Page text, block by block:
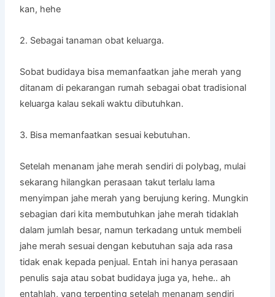
kan, hehe
2. Sebagai tanaman obat keluarga.
Sobat budidaya bisa memanfaatkan jahe merah yang
ditanam di pekarangan rumah sebagai obat tradisional
keluarga kalau sekali waktu dibutuhkan.
3. Bisa memanfaatkan sesuai kebutuhan.
Setelah menanam jahe merah sendiri di polybag, mulai
sekarang hilangkan perasaan takut terlalu lama
menyimpan jahe merah yang berujung kering. Mungkin
sebagian dari kita membutuhkan jahe merah tidaklah
dalam jumlah besar, namun terkadang untuk membeli
jahe merah sesuai dengan kebutuhan saja ada rasa
tidak enak kepada penjual. Entah ini hanya perasaan
penulis saja atau sobat budidaya juga ya, hehe.. ah
entahlah, yang terpenting setelah menanam sendiri